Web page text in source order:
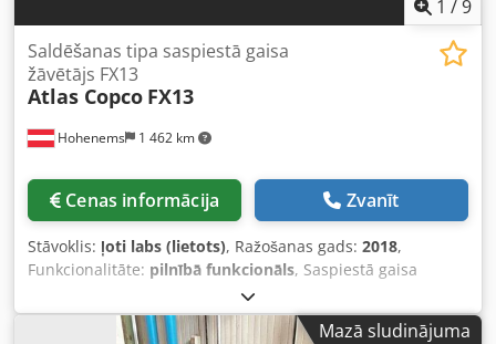
1 /9
Hohenems 1 462 km
Saldēšanas tipa saspiestā gaisa
žāvētājs FX13
Atlas Copco FX13
Cenas informācija Zvanīt
Stāvoklis: ļoti labs (lietots), Ražošanas gads: 2018,
Funkcionalitāte: pilnībā funkcionāls, Saspiestā gaisa
žāvētājs Atlas Copco FX13, 10,02 m³/min Dedpfeyrdifex
Ambekr
Mazā sludinājuma